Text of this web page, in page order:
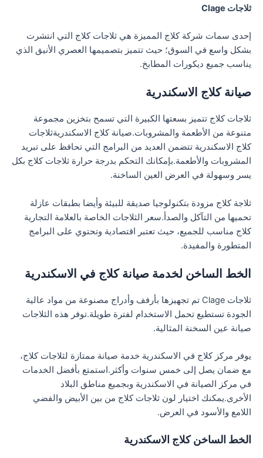
ثلاجات Clage
إحدى سمات شركة كلاج المميزة هي ثلاجات كلاج التي انتشرت
بشكل واسع في السوق؛ حيث تتميز بتصميمها العصري الأنيق الذي
يناسب جميع ديكورات المطابخ.
صيانة كلاج الاسكندرية
ثلاجات كلاج تتميز بسعتها الكبيرة التي تسمح بتخزين مجموعة
متنوعة من الأطعمة والمشروبات.صيانة كلاج الاسكندريةثلاجات
كلاج الاسكندرية تتضمن العديد من البرامج التي تحافظ على تبريد
المشروبات والأطعمة.بإمكانك التحكم بدرجة حرارة ثلاجات كلاج بكل
يسر وسهولة في العرض العين الساخنة.
ثلاجة كلاج مزودة بتكنولوجيا صديقة للبيئة وأيضا بطبقات عازلة
تحميها من التآكل والصدأ.سعر الثلاجات الخاصة بالعلامة التجارية
كلاج مناسب للجميع، حيث تعتبر اقتصادية وتحتوي على البرامج
المتطورة والمفيدة.
الخط الساخن لخدمة صيانة كلاج في الاسكندرية
ثلاجات Clage تم تجهيزها بأرفف وأدراج مصنوعة من مواد عالية
الجودة تستطيع تحمل الاستخدام لفترة طويلة.توفر هذه الثلاجات
صيانة عين السخنة المثالية.
يوفر مركز كلاج في الاسكندرية خدمة صيانة ممتازة لثلاجات كلاج،
مع ضمان يصل إلى خمس سنوات وأكثر.استمتع بأفضل الخدمات
في مركز الصيانة في الاسكندرية وبجميع مناطق البلاد
الأخرى.يمكنك اختيار لون ثلاجات كلاج من بين الأبيض والفضي
اللامع والأسود في العرض.
الخط الساخن كلاج الاسكندرية